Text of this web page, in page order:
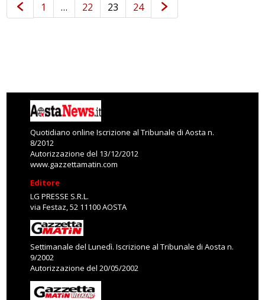
1 … 22 23 24
Quotidiano online Iscrizione al Tribunale di Aosta n.
8/2012
Autorizzazione del 13/12/2012
www.gazzettamatin.com
Editore
LG PRESSE S.R.L.
via Festaz, 52 11100 AOSTA
Settimanale del Lunedì. Iscrizione al Tribunale di Aosta n.
9/2002
Autorizzazione del 20/05/2002